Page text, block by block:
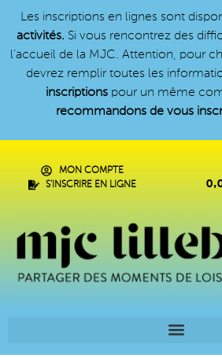
Les inscriptions en lignes sont
activités. Si vous rencontrez des
l’accueil de la MJC. Attention, pour
devrez remplir toutes les
inscriptions pour un même
recommandons de vous
MON COMPTE
S'INSCRIRE EN LIGNE